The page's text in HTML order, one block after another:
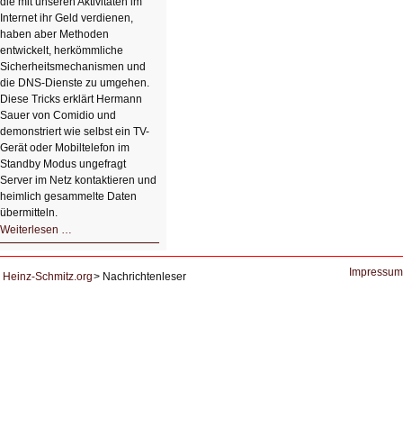
Internet ihr Geld verdienen,
haben aber Methoden
entwickelt, herkömmliche
Sicherheitsmechanismen und
die DNS-Dienste zu umgehen.
Diese Tricks erklärt Hermann
Sauer von Comidio und
demonstriert wie selbst ein TV-
Gerät oder Mobiltelefon im
Standby Modus ungefragt
Server im Netz kontaktieren und
heimlich gesammelte Daten
übermitteln.
Weiterlesen …
DNS
Heinz-Schmitz.org
Nachrichtenleser Impressum